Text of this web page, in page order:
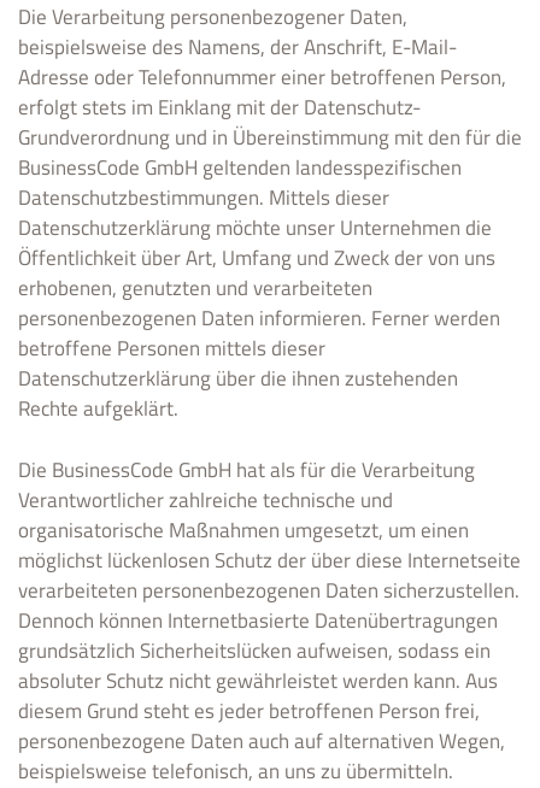
Die Verarbeitung personenbezogener Daten,
beispielsweise des Namens, der Anschrift, E-Mail-
Adresse oder Telefonnummer einer betroffenen Person,
erfolgt stets im Einklang mit der Datenschutz-
Grundverordnung und in Übereinstimmung mit den für die
BusinessCode GmbH geltenden landesspezifischen
Datenschutzbestimmungen. Mittels dieser
Datenschutzerklärung möchte unser Unternehmen die
Öffentlichkeit über Art, Umfang und Zweck der von uns
erhobenen, genutzten und verarbeiteten
personenbezogenen Daten informieren. Ferner werden
betroffene Personen mittels dieser
Datenschutzerklärung über die ihnen zustehenden
Rechte aufgeklärt.
Die BusinessCode GmbH hat als für die Verarbeitung
Verantwortlicher zahlreiche technische und
organisatorische Maßnahmen umgesetzt, um einen
möglichst lückenlosen Schutz der über diese Internetseite
verarbeiteten personenbezogenen Daten sicherzustellen.
Dennoch können Internetbasierte Datenübertragungen
grundsätzlich Sicherheitslücken aufweisen, sodass ein
absoluter Schutz nicht gewährleistet werden kann. Aus
diesem Grund steht es jeder betroffenen Person frei,
personenbezogene Daten auch auf alternativen Wegen,
beispielsweise telefonisch, an uns zu übermitteln.